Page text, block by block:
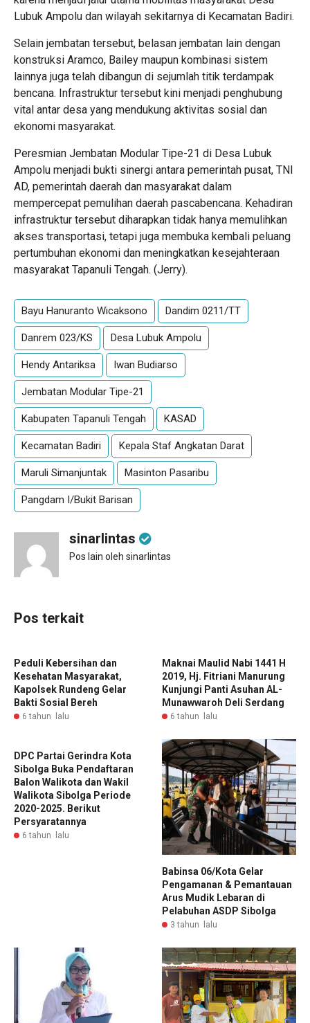
Lubuk Ampolu dan wilayah sekitarnya di Kecamatan Badiri.
Selain jembatan tersebut, belasan jembatan lain dengan
konstruksi Aramco, Bailey maupun kombinasi sistem
lainnya juga telah dibangun di sejumlah titik terdampak
bencana. Infrastruktur tersebut kini menjadi penghubung
vital antar desa yang mendukung aktivitas sosial dan
ekonomi masyarakat.
Peresmian Jembatan Modular Tipe-21 di Desa Lubuk
Ampolu menjadi bukti sinergi antara pemerintah pusat, TNI
AD, pemerintah daerah dan masyarakat dalam
mempercepat pemulihan daerah pascabencana. Kehadiran
infrastruktur tersebut diharapkan tidak hanya memulihkan
akses transportasi, tetapi juga membuka kembali peluang
pertumbuhan ekonomi dan meningkatkan kesejahteraan
masyarakat Tapanuli Tengah. (Jerry).
Bayu Hanuranto Wicaksono Dandim 0211/TT
Danrem 023/KS Desa Lubuk Ampolu
Hendy Antariksa Iwan Budiarso
Jembatan Modular Tipe-21
Kabupaten Tapanuli Tengah KASAD
Kecamatan Badiri Kepala Staf Angkatan Darat
Maruli Simanjuntak Masinton Pasaribu
Pangdam I/Bukit Barisan
sinarlintas
Pos lain oleh sinarlintas
Pos terkait
Peduli Kebersihan dan
Kesehatan Masyarakat,
Kapolsek Rundeng Gelar
Bakti Sosial Bereh
6 tahun lalu
Maknai Maulid Nabi 1441 H
2019, Hj. Fitriani Manurung
Kunjungi Panti Asuhan AL-
Munawwaroh Deli Serdang
6 tahun lalu
DPC Partai Gerindra Kota
Sibolga Buka Pendaftaran
Balon Walikota dan Wakil
Walikota Sibolga Periode
2020-2025. Berikut
Persyaratannya
6 tahun lalu
Babinsa 06/Kota Gelar
Pengamanan & Pemantauan
Arus Mudik Lebaran di
Pelabuhan ASDP Sibolga
3 tahun lalu